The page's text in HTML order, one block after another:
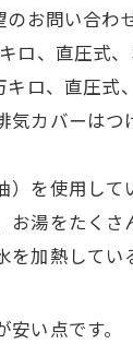
お問い合わ
ロ、直圧式
キロ、直圧
カバーはつ
）を使用して
湯をたく
加熱して
い点です。